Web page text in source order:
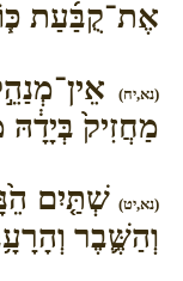
אֶת־קֻבַּ֜עַת
(נא,יח)
מַחֲזִיק֙ בְּיָדָ֔הּ
(נא,יט) שְׁתַּ֤יִם
וְהַשֶּׁ֛בֶר